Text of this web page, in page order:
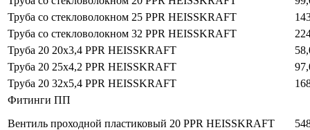
Труба со стекловолокном 25 PPR HEISSKRAFT
Труба со стекловолокном 32 PPR HEISSKRAFT
Труба 20 20x3,4 PPR HEISSKRAFT
Труба 20 25x4,2 PPR HEISSKRAFT
Труба 20 32x5,4 PPR HEISSKRAFT
Фитинги ПП
Вентиль проходной пластиковый 20 PPR HEISSKRAFT